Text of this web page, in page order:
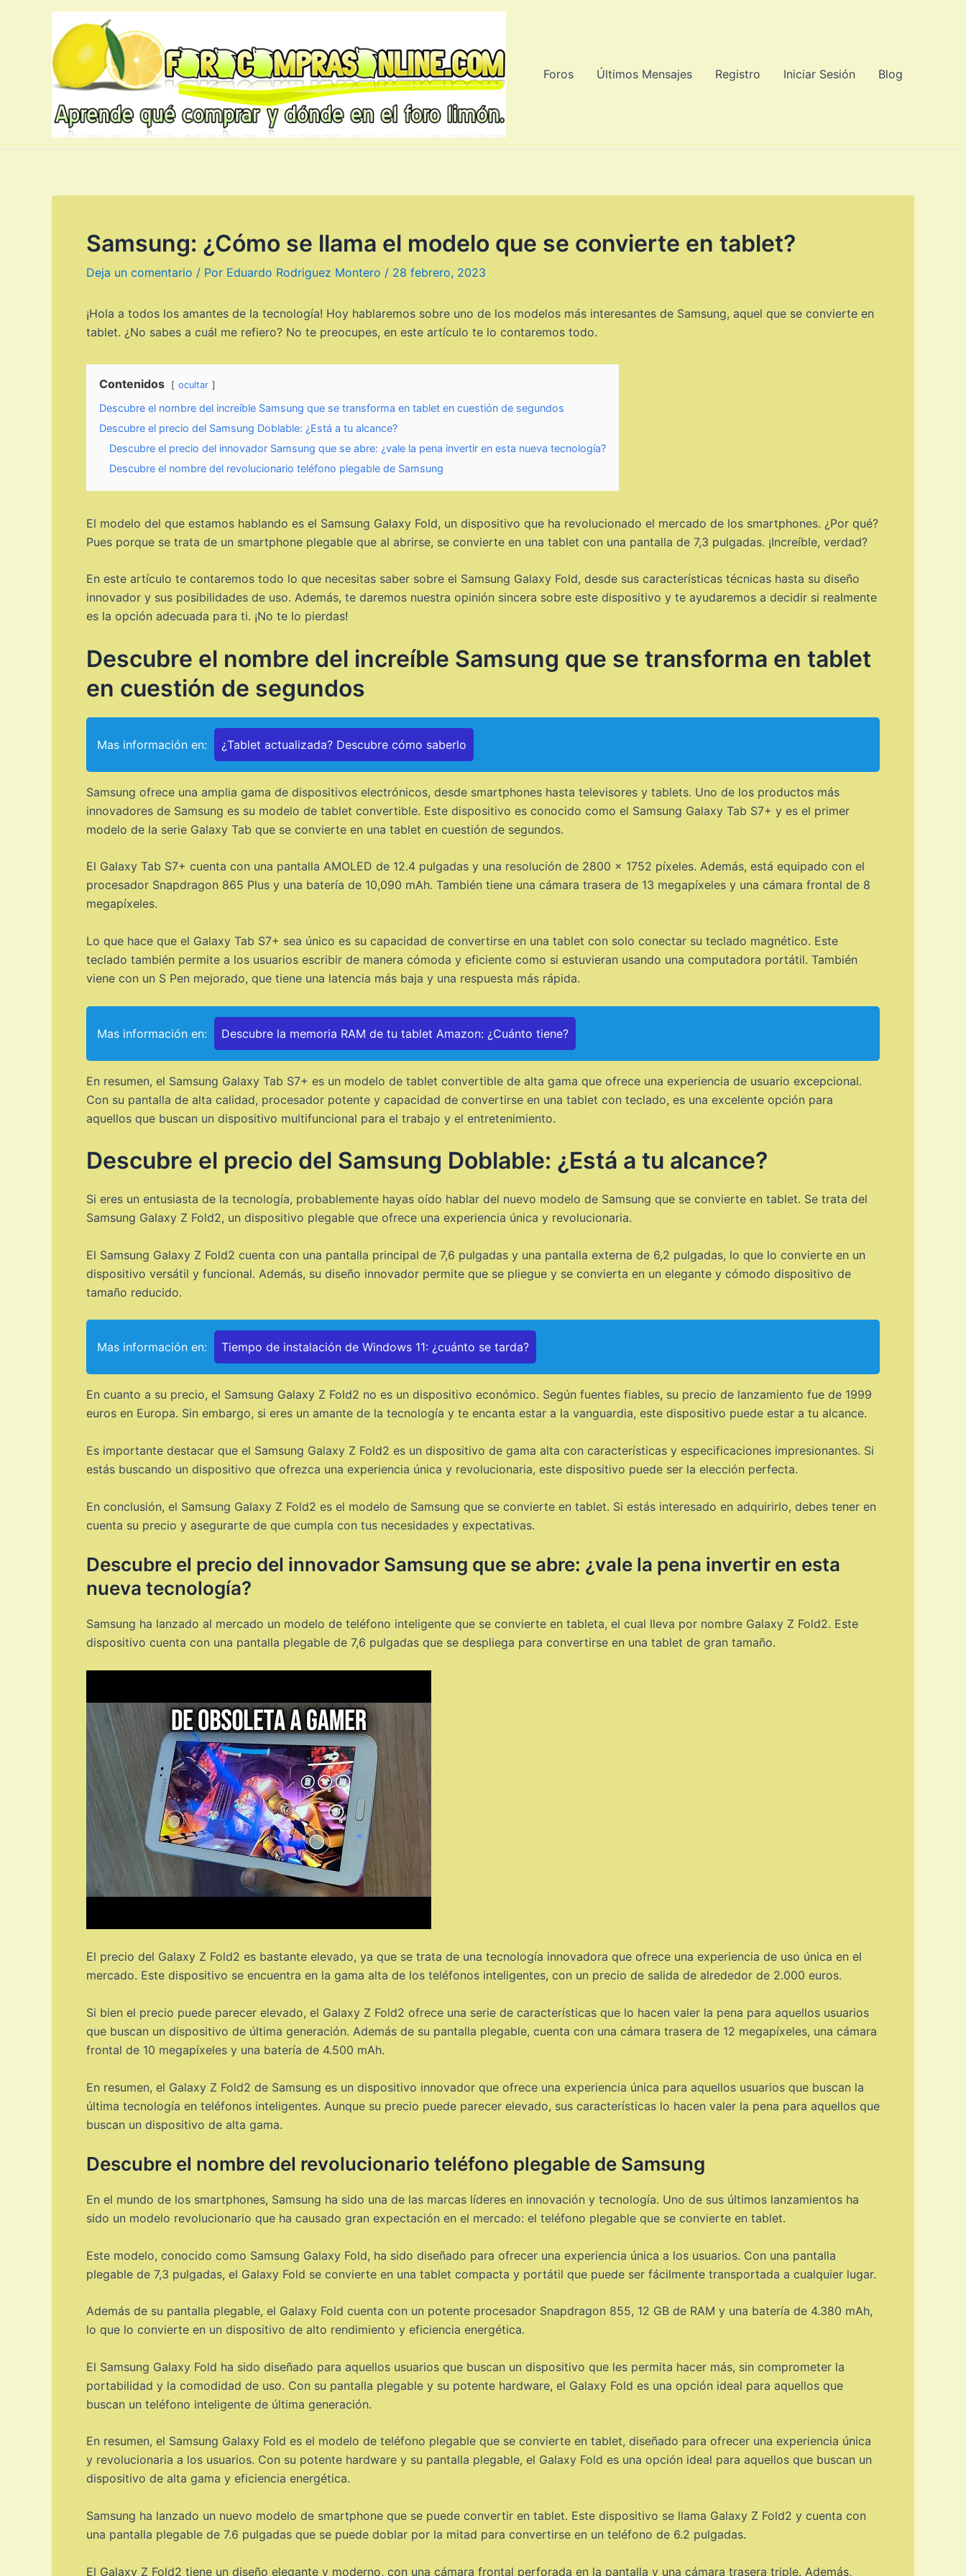
Foros
Últimos Mensajes Registro Iniciar Sesión Blog
Samsung: ¿Cómo se llama el modelo que se convierte en tablet?
Deja un comentario / Por Eduardo Rodriguez Montero / 28 febrero, 2023
¡Hola a todos los amantes de la tecnología! Hoy hablaremos sobre uno de los modelos más interesantes de Samsung, aquel que se convierte en
tablet. ¿No sabes a cuál me refiero? No te preocupes, en este artículo te lo contaremos todo.
Contenidos ocultar
Descubre el nombre del increíble Samsung que se transforma en tablet en cuestión de segundos
Descubre el precio del Samsung Doblable: ¿Está a tu alcance?
Descubre el precio del innovador Samsung que se abre: ¿vale la pena invertir en esta nueva tecnología?
Descubre el nombre del revolucionario teléfono plegable de Samsung
El modelo del que estamos hablando es el Samsung Galaxy Fold, un dispositivo que ha revolucionado el mercado de los smartphones. ¿Por qué?
Pues porque se trata de un smartphone plegable que al abrirse, se convierte en una tablet con una pantalla de 7,3 pulgadas. ¡Increíble, verdad?
En este artículo te contaremos todo lo que necesitas saber sobre el Samsung Galaxy Fold, desde sus características técnicas hasta su diseño
innovador y sus posibilidades de uso. Además, te daremos nuestra opinión sincera sobre este dispositivo y te ayudaremos a decidir si realmente
es la opción adecuada para ti. ¡No te lo pierdas!
Descubre el nombre del increíble Samsung que se transforma en tablet
en cuestión de segundos
Mas información en: ¿Tablet actualizada? Descubre cómo saberlo
Samsung ofrece una amplia gama de dispositivos electrónicos, desde smartphones hasta televisores y tablets. Uno de los productos más
innovadores de Samsung es su modelo de tablet convertible. Este dispositivo es conocido como el Samsung Galaxy Tab S7+ y es el primer
modelo de la serie Galaxy Tab que se convierte en una tablet en cuestión de segundos.
El Galaxy Tab S7+ cuenta con una pantalla AMOLED de 12.4 pulgadas y una resolución de 2800 x 1752 píxeles. Además, está equipado con el
procesador Snapdragon 865 Plus y una batería de 10,090 mAh. También tiene una cámara trasera de 13 megapíxeles y una cámara frontal de 8
megapíxeles.
Lo que hace que el Galaxy Tab S7+ sea único es su capacidad de convertirse en una tablet con solo conectar su teclado magnético. Este
teclado también permite a los usuarios escribir de manera cómoda y eficiente como si estuvieran usando una computadora portátil. También
viene con un S Pen mejorado, que tiene una latencia más baja y una respuesta más rápida.
Mas información en: Descubre la memoria RAM de tu tablet Amazon: ¿Cuánto tiene?
En resumen, el Samsung Galaxy Tab S7+ es un modelo de tablet convertible de alta gama que ofrece una experiencia de usuario excepcional.
Con su pantalla de alta calidad, procesador potente y capacidad de convertirse en una tablet con teclado, es una excelente opción para
aquellos que buscan un dispositivo multifuncional para el trabajo y el entretenimiento.
Descubre el precio del Samsung Doblable: ¿Está a tu alcance?
Si eres un entusiasta de la tecnología, probablemente hayas oído hablar del nuevo modelo de Samsung que se convierte en tablet. Se trata del
Samsung Galaxy Z Fold2, un dispositivo plegable que ofrece una experiencia única y revolucionaria.
El Samsung Galaxy Z Fold2 cuenta con una pantalla principal de 7,6 pulgadas y una pantalla externa de 6,2 pulgadas, lo que lo convierte en un
dispositivo versátil y funcional. Además, su diseño innovador permite que se pliegue y se convierta en un elegante y cómodo dispositivo de
tamaño reducido.
Mas información en: Tiempo de instalación de Windows 11: ¿cuánto se tarda?
En cuanto a su precio, el Samsung Galaxy Z Fold2 no es un dispositivo económico. Según fuentes fiables, su precio de lanzamiento fue de 1999
euros en Europa. Sin embargo, si eres un amante de la tecnología y te encanta estar a la vanguardia, este dispositivo puede estar a tu alcance.
Es importante destacar que el Samsung Galaxy Z Fold2 es un dispositivo de gama alta con características y especificaciones impresionantes. Si
estás buscando un dispositivo que ofrezca una experiencia única y revolucionaria, este dispositivo puede ser la elección perfecta.
En conclusión, el Samsung Galaxy Z Fold2 es el modelo de Samsung que se convierte en tablet. Si estás interesado en adquirirlo, debes tener en
cuenta su precio y asegurarte de que cumpla con tus necesidades y expectativas.
Descubre el precio del innovador Samsung que se abre: ¿vale la pena invertir en esta
nueva tecnología?
Samsung ha lanzado al mercado un modelo de teléfono inteligente que se convierte en tableta, el cual lleva por nombre Galaxy Z Fold2. Este
dispositivo cuenta con una pantalla plegable de 7,6 pulgadas que se despliega para convertirse en una tablet de gran tamaño.
El precio del Galaxy Z Fold2 es bastante elevado, ya que se trata de una tecnología innovadora que ofrece una experiencia de uso única en el
mercado. Este dispositivo se encuentra en la gama alta de los teléfonos inteligentes, con un precio de salida de alrededor de 2.000 euros.
Si bien el precio puede parecer elevado, el Galaxy Z Fold2 ofrece una serie de características que lo hacen valer la pena para aquellos usuarios
que buscan un dispositivo de última generación. Además de su pantalla plegable, cuenta con una cámara trasera de 12 megapíxeles, una cámara
frontal de 10 megapíxeles y una batería de 4.500 mAh.
En resumen, el Galaxy Z Fold2 de Samsung es un dispositivo innovador que ofrece una experiencia única para aquellos usuarios que buscan la
última tecnología en teléfonos inteligentes. Aunque su precio puede parecer elevado, sus características lo hacen valer la pena para aquellos que
buscan un dispositivo de alta gama.
Descubre el nombre del revolucionario teléfono plegable de Samsung
En el mundo de los smartphones, Samsung ha sido una de las marcas líderes en innovación y tecnología. Uno de sus últimos lanzamientos ha
sido un modelo revolucionario que ha causado gran expectación en el mercado: el teléfono plegable que se convierte en tablet.
Este modelo, conocido como Samsung Galaxy Fold, ha sido diseñado para ofrecer una experiencia única a los usuarios. Con una pantalla
plegable de 7,3 pulgadas, el Galaxy Fold se convierte en una tablet compacta y portátil que puede ser fácilmente transportada a cualquier lugar.
Además de su pantalla plegable, el Galaxy Fold cuenta con un potente procesador Snapdragon 855, 12 GB de RAM y una batería de 4.380 mAh,
lo que lo convierte en un dispositivo de alto rendimiento y eficiencia energética.
El Samsung Galaxy Fold ha sido diseñado para aquellos usuarios que buscan un dispositivo que les permita hacer más, sin comprometer la
portabilidad y la comodidad de uso. Con su pantalla plegable y su potente hardware, el Galaxy Fold es una opción ideal para aquellos que
buscan un teléfono inteligente de última generación.
En resumen, el Samsung Galaxy Fold es el modelo de teléfono plegable que se convierte en tablet, diseñado para ofrecer una experiencia única
y revolucionaria a los usuarios. Con su potente hardware y su pantalla plegable, el Galaxy Fold es una opción ideal para aquellos que buscan un
dispositivo de alta gama y eficiencia energética.
Samsung ha lanzado un nuevo modelo de smartphone que se puede convertir en tablet. Este dispositivo se llama Galaxy Z Fold2 y cuenta con
una pantalla plegable de 7.6 pulgadas que se puede doblar por la mitad para convertirse en un teléfono de 6.2 pulgadas.
El Galaxy Z Fold2 tiene un diseño elegante y moderno, con una cámara frontal perforada en la pantalla y una cámara trasera triple. Además,